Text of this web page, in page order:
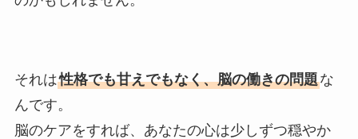
それは性格でも甘えでもなく、脳の働きの問題な
んです。
脳のケアをすれば、あなたの心は少しずつ穏やか